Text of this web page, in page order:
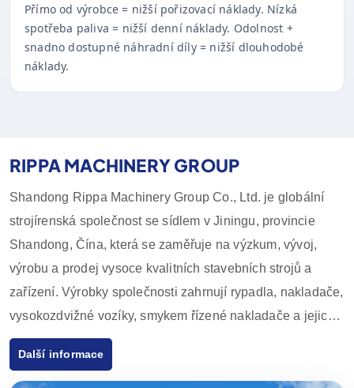
Přímo od výrobce = nižší pořizovací náklady. Nízká
spotřeba paliva = nižší denní náklady. Odolnost +
snadno dostupné náhradní díly = nižší dlouhodobé
náklady.
RIPPA MACHINERY GROUP
Shandong Rippa Machinery Group Co., Ltd. je globální
strojírenská společnost se sídlem v Jiningu, provincie
Shandong, Čína, která se zaměřuje na výzkum, vývoj,
výrobu a prodej vysoce kvalitních stavebních strojů a
zařízení. Výrobky společnosti zahrnují rypadla, nakladače,
vysokozdvižné vozíky, smykem řízené nakladače a jejich
příslušenství, které se široce používají v zemědělství,
Další informace